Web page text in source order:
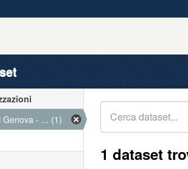
1 dataset
Genova - ... (1)